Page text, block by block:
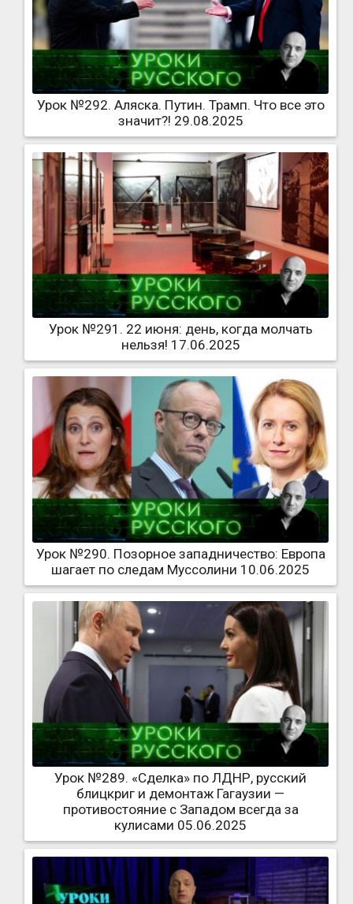
Урок №292. Аляска. Путин. Трамп. Что все это
значит?! 29.08.2025
Урок №291. 22 июня: день, когда молчать
нельзя! 17.06.2025
Урок №290. Позорное западничество: Европа
шагает по следам Муссолини 10.06.2025
Урок №289. «Сделка» по ЛДНР, русский
блицкриг и демонтаж Гагаузии —
противостояние с Западом всегда за
кулисами 05.06.2025